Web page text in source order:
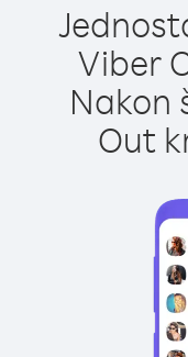
Viber
Nakon
Out